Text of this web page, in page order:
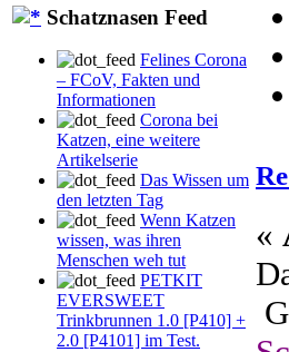
Schatznasen Feed
Felines Corona
– FCoV, Fakten und
Informationen
Corona bei
Katzen, eine weitere
Artikelserie
Das Wissen um
den letzten Tag
Wenn Katzen
wissen, was ihren
Menschen weh tut
PETKIT
EVERSWEET
Trinkbrunnen 1.0 [P410] +
2.0 [P4101] im Test.
«